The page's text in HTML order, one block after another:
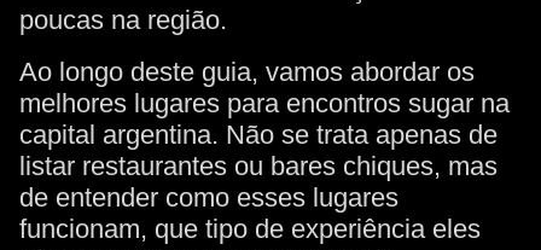
poucas na região.
Ao longo deste guia, vamos abordar os
melhores lugares para encontros sugar na
capital argentina. Não se trata apenas de
listar restaurantes ou bares chiques, mas
de entender como esses lugares
funcionam, que tipo de experiência eles